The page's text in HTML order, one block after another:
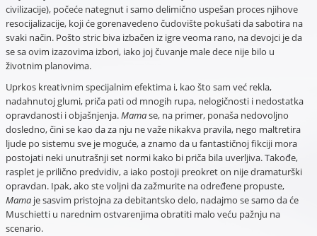
civilizacije), počeće nategnut i samo delimično uspešan proces njihove
resocijalizacije, koji će gorenavedeno čudovište pokušati da sabotira na
svaki način. Pošto stric biva izbačen iz igre veoma rano, na devojci je da
se sa ovim izazovima izbori, iako joj čuvanje male dece nije bilo u
životnim planovima.
Uprkos kreativnim specijalnim efektima i, kao što sam već rekla,
nadahnutoj glumi, priča pati od mnogih rupa, nelogičnosti i nedostatka
opravdanosti i objašnjenja.Mamase, na primer, ponaša nedovoljno
dosledno, čini se kao da za nju ne važe nikakva pravila, nego maltretira
ljude po sistemu sve je moguće, a znamo da u fantastičnoj fikciji mora
postojati neki unutrašnji set normi kako bi priča bila uverljiva. Takođe,
rasplet je prilično predvidiv, a iako postoji preokret on nije dramaturški
opravdan. Ipak, ako ste voljni da zažmurite na određene propuste,
Mamaje sasvim pristojna za debitantsko delo, nadajmo se samo da će
Muschietti u narednim ostvarenjima obratiti malo veću pažnju na
scenario.